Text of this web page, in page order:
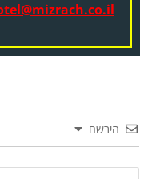
kotel@mizrach.co.il
הירשם